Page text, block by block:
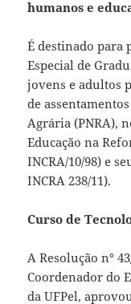
humanos e
É destinado para
Especial de
jovens e adultos
de
Agrária (PNRA),
Educação na
INCRA/10/98) e
INCRA 238/11).
Curso de
A Resolução n°
Coordenador do
da UFPel,